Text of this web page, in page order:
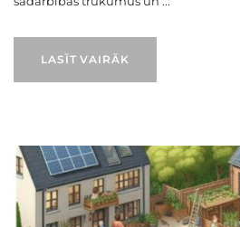
LASĪT VAIRĀK